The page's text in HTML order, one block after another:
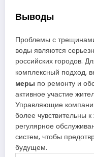
Выводы
Проблемы с
воды являются
российских городов.
комплексный подход,
меры по ремонту и
активное участие
Управляющие
более чувствительны
регулярное
систем, чтобы
будущем.